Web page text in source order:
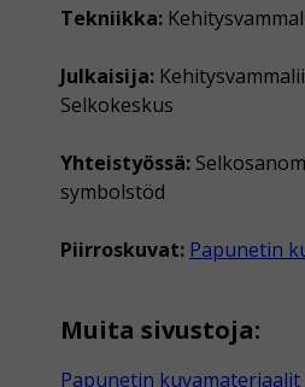
Tekniikka:
Julkaisija:
Selkokeskus
Yhteistyössä:
symbolstöd
Piirroskuvat: Papunetin
Muita sivustoja:
Papunetin kuvamateriaalit